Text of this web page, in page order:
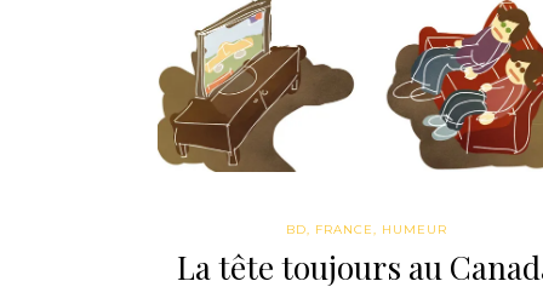
BD, FRANCE, HUMEUR
La tête toujours au